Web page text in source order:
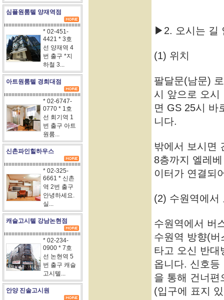
심플원룸텔 양재역점
* 02-451-
4421 * 3호
선 양재역 4
번 출구 *지
하철 3...
아트원룸텔 경희대점
* 02-6747-
0770 * 1호
선 회기역 1
번 출구 아트
원룸...
신촌파인힐하우스
* 02-325-
6661 * 신촌
역 2번 출구
안녕하세요.
실...
캐슬고시텔 강남논현점
* 02-234-
0900 * 7호
선 논현역 5
번 출구 캐슬
고시텔...
안양 진솔고시원
▶2. 오시는 길
(1) 위치
팔달문(남문)
시 앞으로 오시
면 GS 25시 바
니다.
밖에서 보시면
8층까지 엘레베
이터가 연결되
(2) 수원역에서
수원역에서 버
수원역 방향(버
타고 오신 반대
옵니다. 신호등
을 통해 건너편
(입구에 표지 있